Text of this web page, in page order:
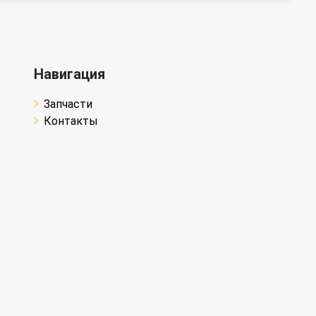
Навигация
Запчасти
Контакты